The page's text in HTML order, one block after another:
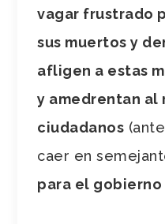
vagar frustrado
sus muertos y
afligen a estas
y amedrentan al
ciudadanos
caer en
para el